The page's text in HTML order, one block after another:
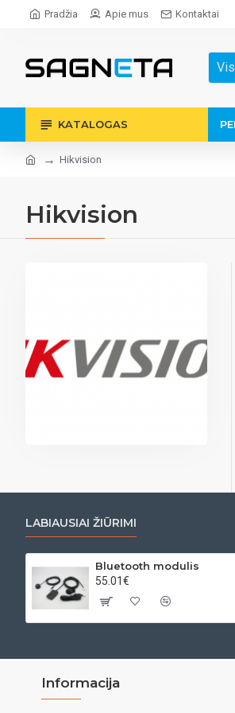
Pradžia Apie mus Kontaktai
KATALOGAS
Hikvision
Hikvision
LABIAUSIAI ŽIŪRIMI
Bluetooth modulis
55.01€
Informacija